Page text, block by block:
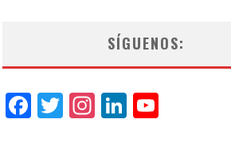
SÍGUENOS:
Facebook
Twitter
Instagram
LinkedIn